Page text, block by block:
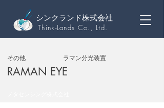
シンクランド株式会社
Think-Lands Co., Ltd.
その他 ラマン分光装置
RAMAN EYE